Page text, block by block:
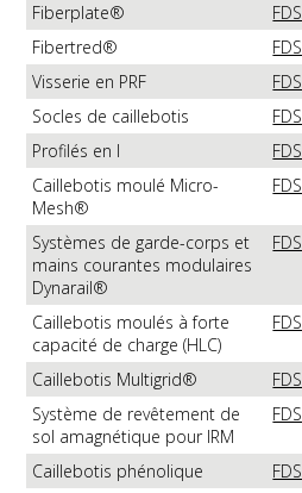
Fiberplate®
FDS
Fibertred®
FDS
Visserie en PRF
FDS
Socles de caillebotis
FDS
Profilés en I
FDS
Caillebotis moulé Micro-
Mesh®
FDS
Systèmes de garde-corps et
mains courantes modulaires
Dynarail®
FDS
Caillebotis moulés à forte
capacité de charge (HLC)
FDS
Caillebotis Multigrid®
FDS
Système de revêtement de
sol amagnétique pour IRM
FDS
Caillebotis phénolique
FDS